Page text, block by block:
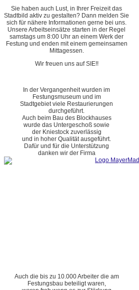
Sie haben auch Lust, in Ihrer Freizeit das
Stadtbild aktiv zu gestalten? Dann melden Sie
sich für nähere Informationen gerne bei uns.
Unsere Arbeitseinsätze starten in der Regel
samstags um 8:00 Uhr an einem Werk der
Festung und enden mit einem gemeinsamen
Mittagessen.
Wir freuen uns auf SIE!!
In der Vergangenheit wurden im
Festungsmuseum und im
Stadtgebiet viele Restaurierungen
durchgeführt.
Auch beim Bau des Blockhauses
wurde das Untergeschoß sowie
der Kniestock zuverlässig
und in hoher Qualität ausgeführt.
Dafür und für die Unterstützung
danken wir der Firma
Auch die bis zu 10.000 Arbeiter die am
Festungsbau beteiligt waren,